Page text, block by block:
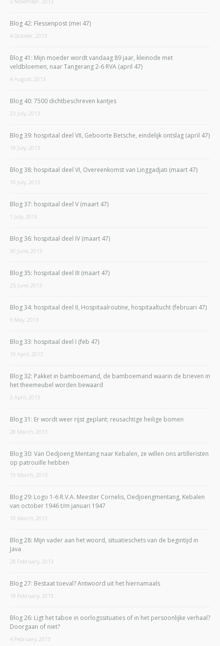
Blog 42: Flessenpost (mei 47)
4 October, 2013
Blog 41: Mijn moeder wordt vandaag 89 jaar, kleinode met
veldbloemen, naar Tangerang 2-6 RVA (april 47)
4 August, 2013
Blog 40: 7500 dichtbeschreven kantjes
23 July, 2013
Blog 39: hospitaal deel VII, Geboorte Betsche, eindelijk ontslag (april 47)
18 July, 2013
Blog 38: hospitaal deel VI, Overeenkomst van Linggadjati (maart 47)
10 July, 2013
Blog 37: hospitaal deel V (maart 47)
1 July, 2013
Blog 36: hospitaal deel IV (maart 47)
30 June, 2013
Blog 35: hospitaal deel III (maart 47)
25 June, 2013
Blog 34: hospitaal deel II, Hospitaalroutine, hospitaaltucht (februari 47)
9 May, 2013
Blog 33: hospitaal deel I (feb 47)
19 April, 2013
Blog 32: Pakket in bamboemand, de bamboemand waarin de brieven in
het theemeubel worden bewaard
3 April, 2013
Blog 31: Er wordt weer rijst geplant; reusachtige heilige bomen
28 March, 2013
Blog 30: Van Oedjoeng Mentang naar Kebalen, ze willen ons artilleristen
op patrouille hebben
19 March, 2013
Blog 29: Logo 1-6 R.V.A. Meester Cornelis, Oedjoengmentang, Kebalen
van october 1946 t/m januari 1947
10 March, 2013
Blog 28: Mijn vader aan het woord, situatieschets van de begintijd in
Java
28 February, 2013
Blog 27: Bestaat toeval? Antwoord uit het hiernamaals
18 February, 2013
Blog 26: Ligt het taboe in oorlogssituaties of in het persoonlijke verhaal?
Doorgaan of niet?
4 February, 2013